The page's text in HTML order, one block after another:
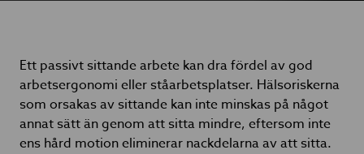
Ett passivt sittande arbete kan dra fördel av god
arbetsergonomi eller ståarbetsplatser. Hälsoriskerna
som orsakas av sittande kan inte minskas på något
annat sätt än genom att sitta mindre, eftersom inte
ens hård motion eliminerar nackdelarna av att sitta.